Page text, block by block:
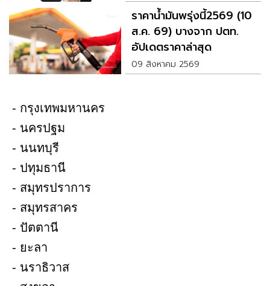
ราคาน้ำมันพรุ่งนี้2569 (10
ส.ค. 69) บางจาก ปตท.
อัปเดตราคาล่าสุด
09 สิงหาคม 2569
- กรุงเทพมหานคร
- นครปฐม
- นนทบุรี
- ปทุมธานี
- สมุทรปราการ
- สมุทรสาคร
- ปัตตานี
- ยะลา
- นราธิวาส